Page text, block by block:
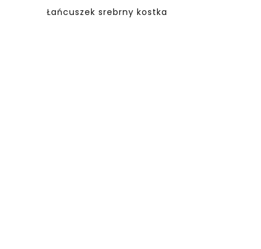
Łańcuszek srebrny kostka